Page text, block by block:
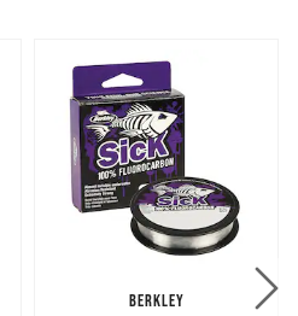
BERKLEY